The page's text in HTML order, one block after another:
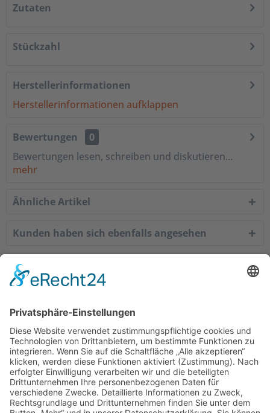
Zutaten
Stückzahl
Herstellerinformationen
Herstellerinformationen aufklappen
Bewertungen
0
Bewertungen lesen, schreiben und diskutieren...
mehr
Ähnliche Artikel
Kunden haben sich ebenfalls angesehen
Service Hotline
Informationen
Empfehlungen